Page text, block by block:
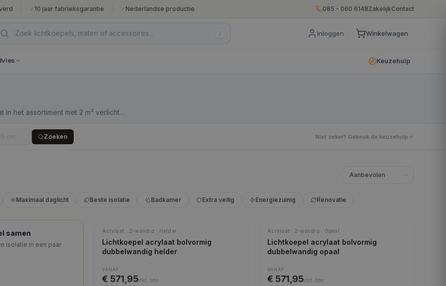
✓ 10 jaar fabrieksgarantie ✓ Nederlandse productie 085 - 060 6148ZakelijkContact
/ Inloggen Winkelwagen
Keuzehulp
het assortiment met 2 m² verlicht
significante dakopening die altijd
Zoeken Niet zeker? Gebruik de keuzehulp
Maximaal daglicht Beste isolatie Badkamer Extra veilig Energiezuinig Renovatie
samen
isolatie in een paar
Acrylaat · 2-wandig · Helder
Lichtkoepel acrylaat bolvormig
dubbelwandig helder
VANAF
€ 571,95incl.
btw
Acrylaat · 2-wandig · Opaal
Lichtkoepel acrylaat bolvormig
dubbelwandig opaal
VANAF
€ 571,95incl.
btw